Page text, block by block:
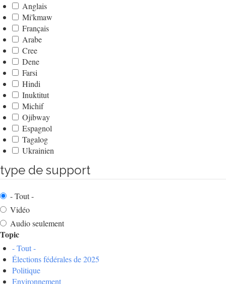
Anglais
Mi'kmaw
Français
Arabe
Cree
Dene
Farsi
Hindi
Inuktitut
Michif
Ojibway
Espagnol
Tagalog
Ukrainien
type de support
- Tout -
Vidéo
Audio seulement
Topic
- Tout -
Élections fédérales de 2025
Politique
Environnement